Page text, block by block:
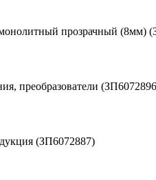
прозрачный (8мм)
преобразователи
(ЗП6072887)